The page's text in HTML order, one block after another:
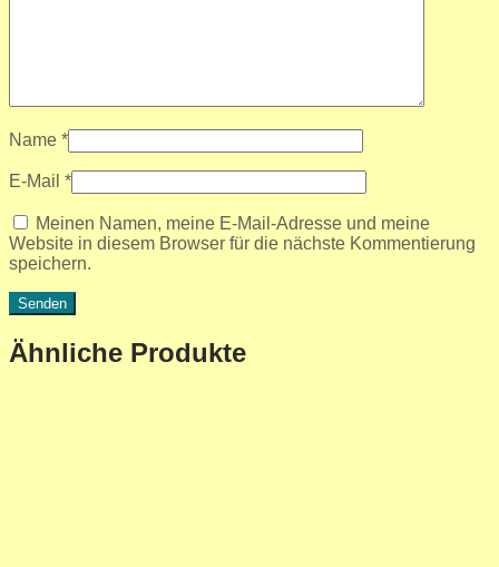
Name *
E-Mail *
Meinen Namen, meine E-Mail-Adresse und meine
Website in diesem Browser für die nächste Kommentierung
speichern.
Ähnliche Produkte